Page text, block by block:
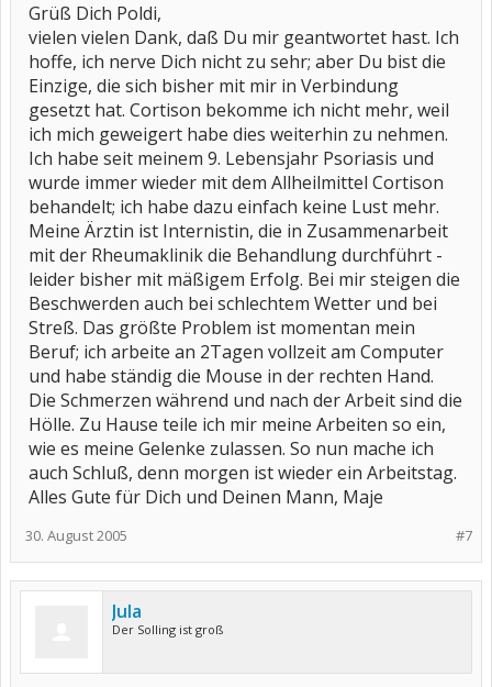
Grüß Dich Poldi,
vielen vielen Dank, daß Du mir geantwortet hast. Ich
hoffe, ich nerve Dich nicht zu sehr; aber Du bist die
Einzige, die sich bisher mit mir in Verbindung
gesetzt hat. Cortison bekomme ich nicht mehr, weil
ich mich geweigert habe dies weiterhin zu nehmen.
Ich habe seit meinem 9. Lebensjahr Psoriasis und
wurde immer wieder mit dem Allheilmittel Cortison
behandelt; ich habe dazu einfach keine Lust mehr.
Meine Ärztin ist Internistin, die in Zusammenarbeit
mit der Rheumaklinik die Behandlung durchführt -
leider bisher mit mäßigem Erfolg. Bei mir steigen die
Beschwerden auch bei schlechtem Wetter und bei
Streß. Das größte Problem ist momentan mein
Beruf; ich arbeite an 2Tagen vollzeit am Computer
und habe ständig die Mouse in der rechten Hand.
Die Schmerzen während und nach der Arbeit sind die
Hölle. Zu Hause teile ich mir meine Arbeiten so ein,
wie es meine Gelenke zulassen. So nun mache ich
auch Schluß, denn morgen ist wieder ein Arbeitstag.
Alles Gute für Dich und Deinen Mann, Maje
#7
30. August 2005
Jula
Der Solling ist groß